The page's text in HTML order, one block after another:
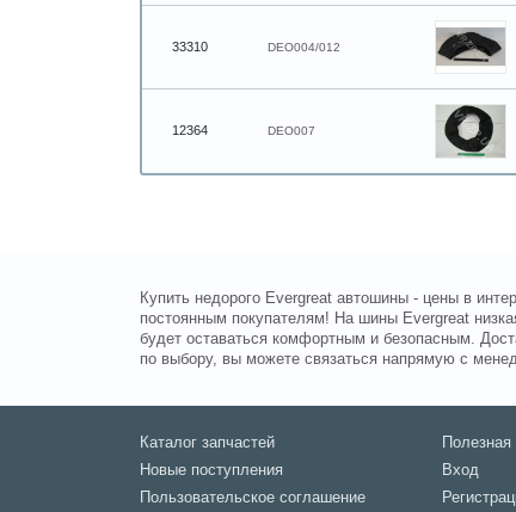
33310 DEO004/012
12364 DEO007
Купить недорого Evergreat автошины - цены в
постоянным покупателям! На шины Evergreat
будет оставаться комфортным и безопасным.
по выбору, вы можете связаться напрямую с
Каталог запчастей
Новые поступления
Пользовательское соглашение
Вход